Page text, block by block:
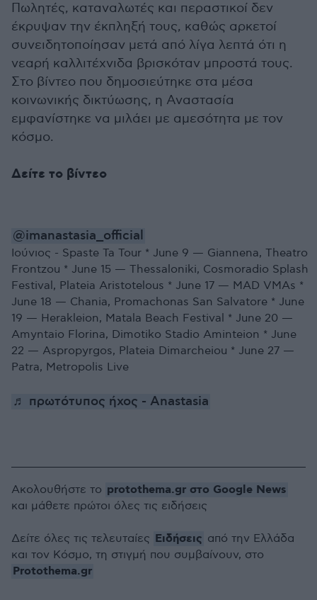
Πωλητές, καταναλωτές και περαστικοί δεν
έκρυψαν την έκπληξή τους, καθώς αρκετοί
συνειδητοποίησαν μετά από λίγα λεπτά ότι η
νεαρή καλλιτέχνιδα βρισκόταν μπροστά τους.
Στο βίντεο που δημοσιεύτηκε στα μέσα
κοινωνικής δικτύωσης, η Αναστασία
εμφανίστηκε να μιλάει με αμεσότητα με τον
κόσμο.
Δείτε το βίντεο
@imanastasia_official
Ιούνιος - Spaste Ta Tour * June 9 — Giannena, Theatro
Frontzou * June 15 — Thessaloniki, Cosmoradio Splash
Festival, Plateia Aristotelous * June 17 — MAD VMAs *
June 18 — Chania, Promachonas San Salvatore * June
19 — Herakleion, Matala Beach Festival * June 20 —
Amyntaio Florina, Dimotiko Stadio Aminteion * June
22 — Aspropyrgos, Plateia Dimarcheiou * June 27 —
Patra, Metropolis Live
♬ πρωτότυπος ήχος - Anastasia
Ακολουθήστε το protothema.gr στο Google News
και μάθετε πρώτοι όλες τις ειδήσεις
Δείτε όλες τις τελευταίες Ειδήσεις από την Ελλάδα
και τον Κόσμο, τη στιγμή που συμβαίνουν, στο
Protothema.gr